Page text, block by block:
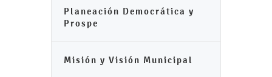
Planeación Democrática y
Prospe
Misión y Visión Municipal